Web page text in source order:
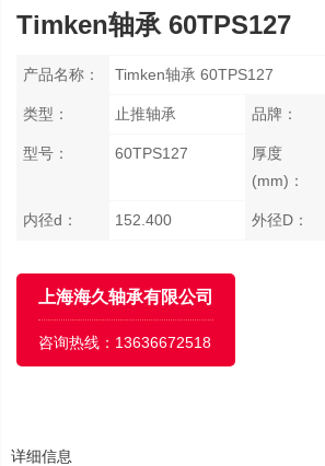
Timken轴承 60TPS127
产品名称： Timken轴承 60TPS127
类型： 止推轴承 品牌：
型号： 60TPS127
厚度
(mm)：
内径d： 152.400 外径D：
上海海久轴承有限公司
咨询热线： 13636672518
详细信息